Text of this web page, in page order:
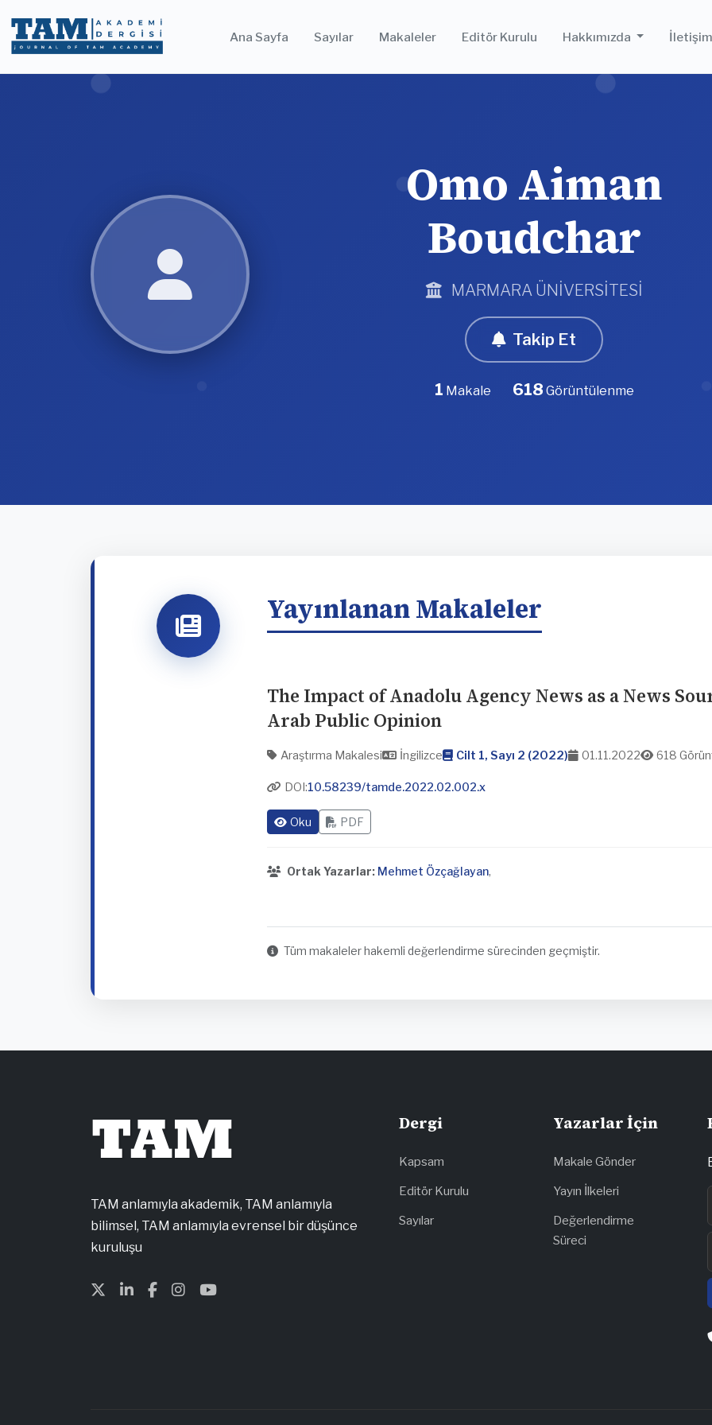
Ana Sayfa Sayılar Makaleler Editör Kurulu Hakkımızda İletişim
Omo Aiman
Boudchar
MARMARA ÜNİVERSİTESİ
Takip Et
1 Makale 618 Görüntülenme
Yayınlanan Makaleler
The Impact of Anadolu Agency News as a News
Arab Public Opinion
Araştırma Makalesi İngilizce Cilt 1, Sayı 2 (2022) 01.11.2022 618
DOI:10.58239/tamde.2022.02.002.x
Oku PDF
Ortak Yazarlar: Mehmet Özçağlayan,
Tüm makaleler hakemli değerlendirme sürecinden geçmiştir.
TAM
TAM anlamıyla akademik, TAM anlamıyla
bilimsel, TAM anlamıyla evrensel bir düşünce
kuruluşu
Dergi
Kapsam
Editör Kurulu
Sayılar
Yazarlar İçin
Makale Gönder
Yayın İlkeleri
Değerlendirme
Süreci